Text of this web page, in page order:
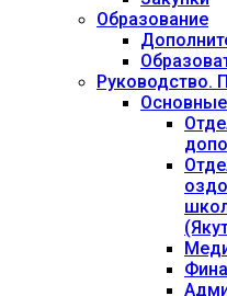
Образование
Руководство.